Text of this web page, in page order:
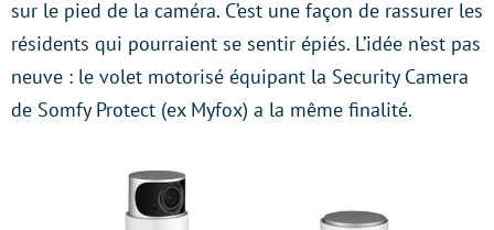
sur le pied de la caméra. C’est une façon de rassurer les
résidents qui pourraient se sentir épiés. L’idée n’est pas
neuve : le volet motorisé équipant la Security Camera
de Somfy Protect (ex Myfox) a la même finalité.